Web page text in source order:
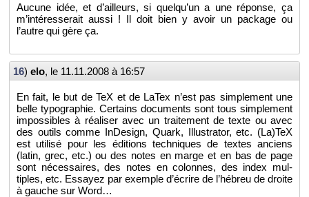
Au­cune idée, et d’ailleurs, si quel­qu’un a une ré­ponse, ça
m’in­té­res­se­rait aussi ! Il doit bien y avoir un pa­ckage ou
l’autre qui gère ça.
16) elo, le 11.11.2008 à 16:57
En fait, le but de TeX et de LaTex n’est pas sim­ple­ment une
belle ty­po­gra­phie. Cer­tains do­cu­ments sont tous sim­ple­ment
im­pos­sibles à réa­li­ser avec un trai­te­ment de texte ou avec
des ou­tils comme In­De­sign, Quark, Illus­tra­tor, etc. (La)TeX
est uti­lisé pour les édi­tions tech­niques de textes an­ciens
(latin, grec, etc.) ou des notes en marge et en bas de page
sont né­ces­saires, des notes en co­lonnes, des index mul­
tiples, etc. Es­sayez par exemple d’écrire de l’hé­breu de droite
à gauche sur Word…